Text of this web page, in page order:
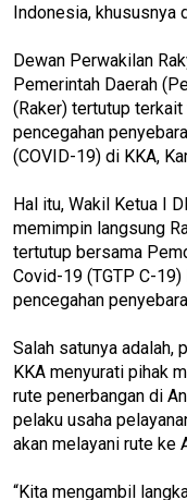
Indonesia, khususnya
Dewan Perwakilan
Pemerintah Daerah
(Raker) tertutup
pencegahan
(COVID-19) di KKA,
Hal itu, Wakil Ketua I
memimpin langsung
tertutup bersama
Covid-19 (TGTP C-
pencegahan
Salah satunya adalah,
KKA menyurati pihak
rute penerbangan di
pelaku usaha
akan melayani rute ke
“Kita mengambil